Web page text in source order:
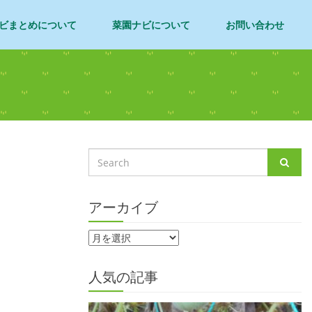
まとめについて 菜園ナビについて お問い合わせ
アーカイブ
人気の記事